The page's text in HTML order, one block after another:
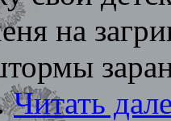
на
Читать